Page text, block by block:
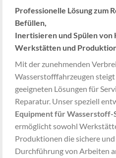
Professionelle Lösung zum
Befüllen,
Inertisieren und Spülen
Werkstätten und
Mit der zunehmenden
Wasserstofffahrzeugen steigt
geeigneten Lösungen für
Reparatur. Unser speziell
Equipment für Wasserstoff-
ermöglicht sowohl
Produktionen die sichere
Durchführung von Arbeiten